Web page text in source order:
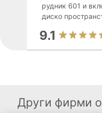
рудник 601 и
диско
9.1
Други фирми